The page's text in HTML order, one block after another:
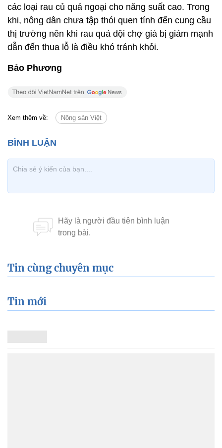
các loại rau củ quả ngoại cho năng suất cao. Trong
khi, nông dân chưa tập thói quen tính đến cung cầu
thị trường nên khi rau quả dội chợ giá bị giảm mạnh
dẫn đến thua lỗ là điều khó tránh khỏi.
Bảo Phương
Xem thêm về: Nông sản Việt
Tin cùng chuyên mục
Tin mới